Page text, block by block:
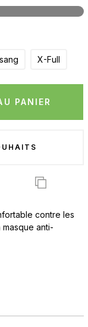
X-Full
PANIER
contre les
anti-